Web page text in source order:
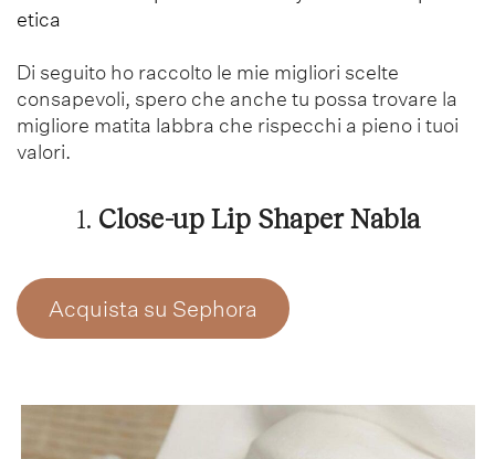
etica
Di seguito ho raccolto le mie migliori scelte
consapevoli, spero che anche tu possa trovare la
migliore matita labbra che rispecchi a pieno i tuoi
valori.
1. Close-up Lip Shaper Nabla
Acquista su Sephora